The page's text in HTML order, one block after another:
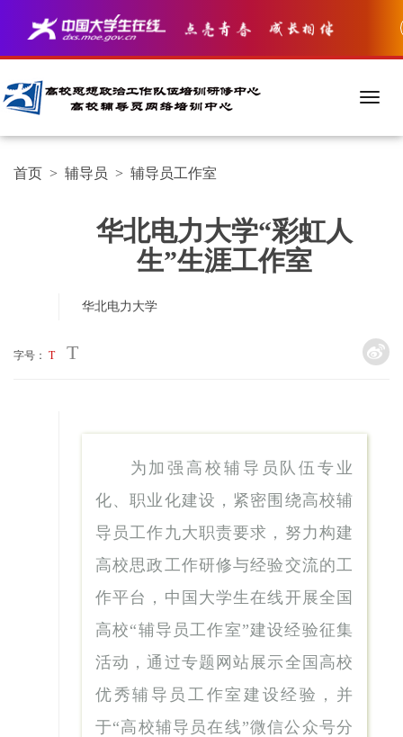
首页 > 辅导员 > 辅导员工作室
华北电力大学“彩虹人
生”生涯工作室
华北电力大学
字号： T T
为加强高校辅导员队伍专业
化、职业化建设，紧密围绕高校辅
导员工作九大职责要求，努力构建
高校思政工作研修与经验交流的工
作平台，中国大学生在线开展全国
高校“辅导员工作室”建设经验征集
活动，通过专题网站展示全国高校
优秀辅导员工作室建设经验，并
于“高校辅导员在线”微信公众号分